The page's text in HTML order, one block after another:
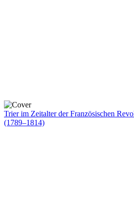
Trier im Zeitalter der Französischen
(1789–1814)